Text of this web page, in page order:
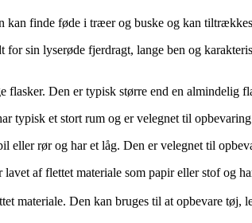
finde føde i træer og buske og kan
sin lyserøde fjerdragt, lange ben og
Den er typisk større end en almindelig
typisk et stort rum og er velegnet til
rør og har et låg. Den er velegnet til
af flettet materiale som papir eller stof og
Den kan bruges til at opbevare tøj,